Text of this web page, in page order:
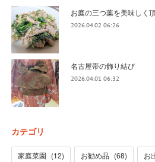
お庭の三つ葉を美味しく
2026.04.02 06:26
名古屋帯の飾り結び
2026.04.01 06:32
カテゴリ
家庭菜園 (12) お勧め品 (68) お